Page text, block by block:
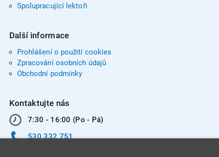
Spolupracující lektoři
Další informace
Prohlášení o použití cookies
Zpracování osobních údajů
Obchodní podmínky
Kontaktujte nás
7:30 - 16:00 (Po - Pá)
530 332 751